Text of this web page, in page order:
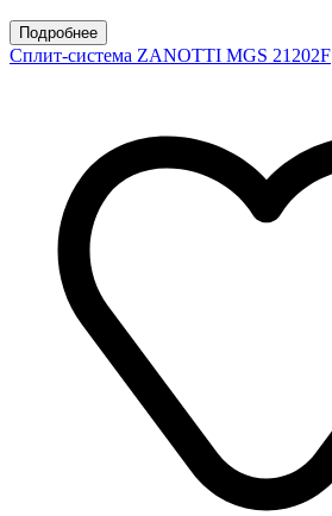
Подробнее
Сплит-система ZANOTTI MGS 21202F